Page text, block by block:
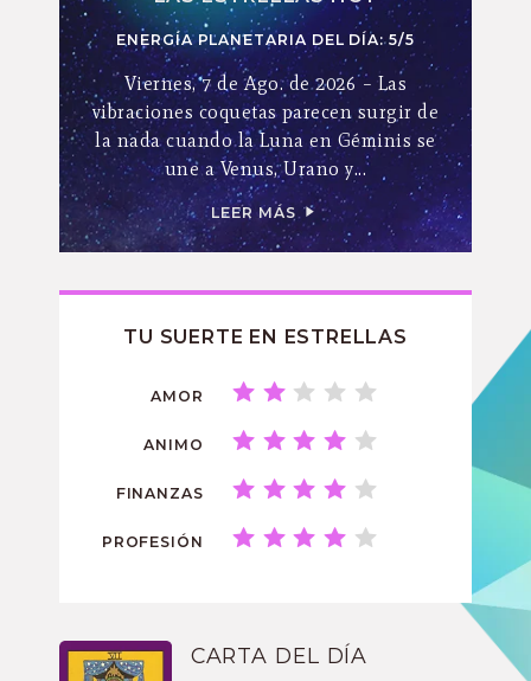
ENERGÍA PLANETARIA DEL DÍA: 5/5
Viernes, 7 de Ago. de 2026 – Las
vibraciones coquetas parecen surgir de
la nada cuando la Luna en Géminis se
une a Venus, Urano y...
LEER MÁS
TU SUERTE EN ESTRELLAS
AMOR
ANIMO
FINANZAS
PROFESIÓN
CARTA DEL DÍA